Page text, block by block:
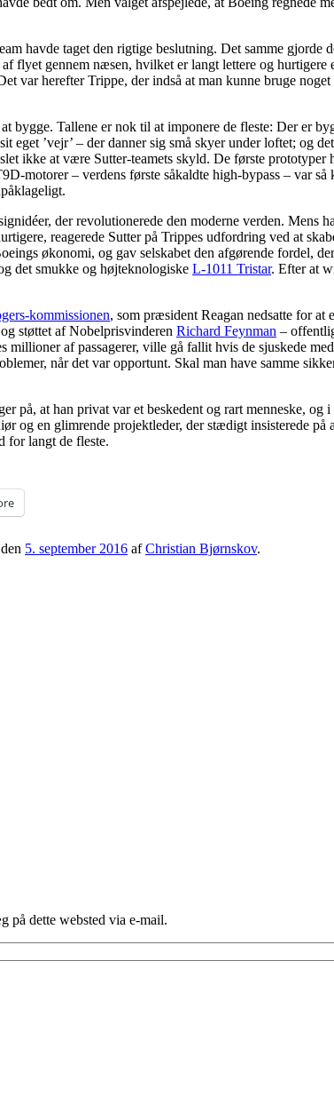
havde taget den rigtige beslutning. Det samme
flyet gennem næsen, hvilket er langt lettere og
herefter Trippe, der indså at man kunne bruge
bygge. Tallene er nok til at imponere de fleste: Der er
eget ’vejr’ – der danner sig små skyer under loftet; og
ikke at være Sutter-teamets skyld. De første
motorer – verdens første såkaldte high-bypass – var
der revolutionerede den moderne verden. Mens
reagerede Sutter på Trippes udfordring ved at
økonomi, og gav selskabet den afgørende fordel,
det smukke og højteknologiske L-1011 Tristar. Efter at
kommissionen, som præsident Reagan nedsatte for
støttet af Nobelprisvinderen Richard Feynman –
af passagerer, ville gå fallit hvis de sjuskede
når det var opportunt. Skal man have samme
på, at han privat var et beskedent og rart menneske,
og en glimrende projektleder, der stædigt insisterede
for langt de fleste.
den 5. september 2016 afChristian Bjørnskov.
på dette websted via e-mail.